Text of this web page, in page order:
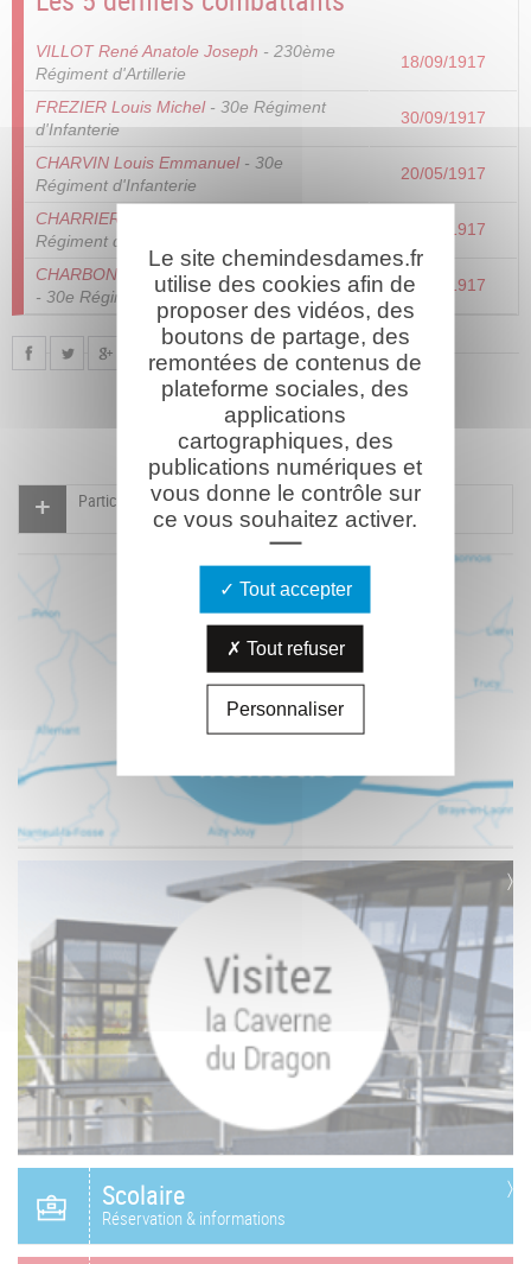
VILLOT René Anatole Joseph - 230ème
Régiment d'Artillerie
18/09/1917
FREZIER Louis Michel- 30e Régiment
d'Infanterie
30/09/1917
CHARVIN Louis Emmanuel- 30e
Régiment d'Infanterie
20/05/1917
CHARRIER Gabriel Léon Victor
Régiment d'Infanterie
11/05/1917
CHARBONNEL Aurélien François Augustin
- 30e Régiment d'Infanterie
20/05/1917
Participer à l'indexation du Mémorial virtuel
Scolaire
Réservation & informations
Le site chemindesdames.fr
utilise des cookies afin de
proposer des vidéos, des
boutons de partage, des
remontées de contenus de
plateforme sociales, des
applications
cartographiques, des
publications numériques et
vous donne le contrôle sur
ce vous souhaitez activer.
Tout accepter
Tout refuser
Personnaliser